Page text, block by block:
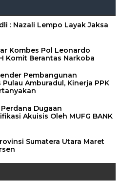
: Nazali Lempo Layak Jaksa
Kombes Pol Leonardo
Komit Berantas Narkoba
Pembangunan
Amburadul, Kinerja PPK
Dugaan
Akuisis Oleh MUFG BANK
Sumatera Utara Maret